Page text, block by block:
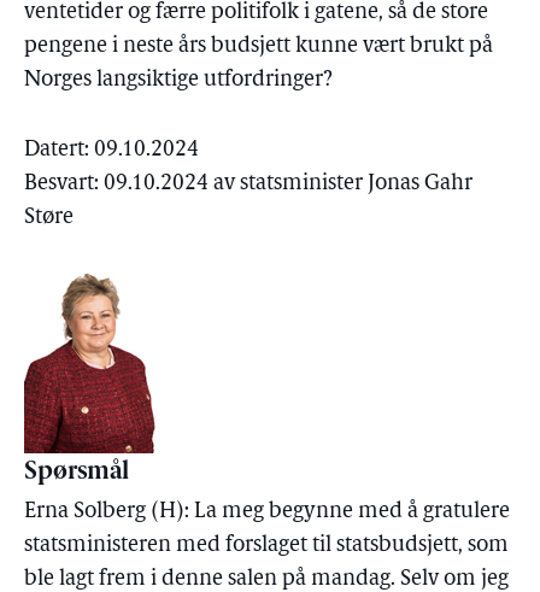
ventetider og færre politifolk i gatene, så de store
pengene i neste års budsjett kunne vært brukt på
Norges langsiktige utfordringer?
Datert: 09.10.2024
Besvart: 09.10.2024 av statsminister Jonas Gahr
Støre
Spørsmål
Erna Solberg (H): La meg begynne med å gratulere
statsministeren med forslaget til statsbudsjett, som
ble lagt frem i denne salen på mandag. Selv om jeg